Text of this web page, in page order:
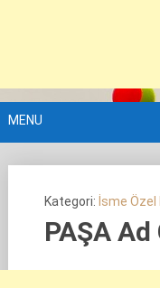
MENU
Kategori: İsme
PAŞA